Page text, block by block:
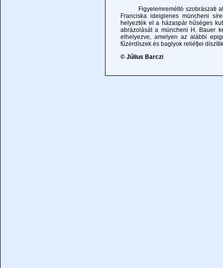
Figyelemreméltó szobrászati
Franciska ideiglenes müncheni
helyezték el a házaspár hűséges
abrázolását a müncheni H. Bauer
elhelyezve, amelyen az alábbi
fűzérdíszek és baglyok reliéfjei
© Július Barczi